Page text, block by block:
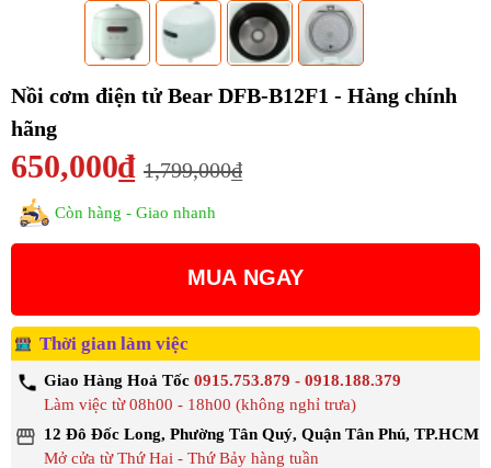
Nồi cơm điện tử Bear DFB-B12F1 - Hàng chính
hãng
650,000₫ 1,799,000₫
Còn hàng - Giao nhanh
MUA NGAY
Thời gian làm việc
Giao Hàng Hoả Tốc 0915.753.879 - 0918.188.379
Làm việc từ 08h00 - 18h00 (không nghỉ trưa)
12 Đô Đốc Long, Phường Tân Quý, Quận Tân Phú, TP.HCM
Mở cửa từ Thứ Hai - Thứ Bảy hàng tuần